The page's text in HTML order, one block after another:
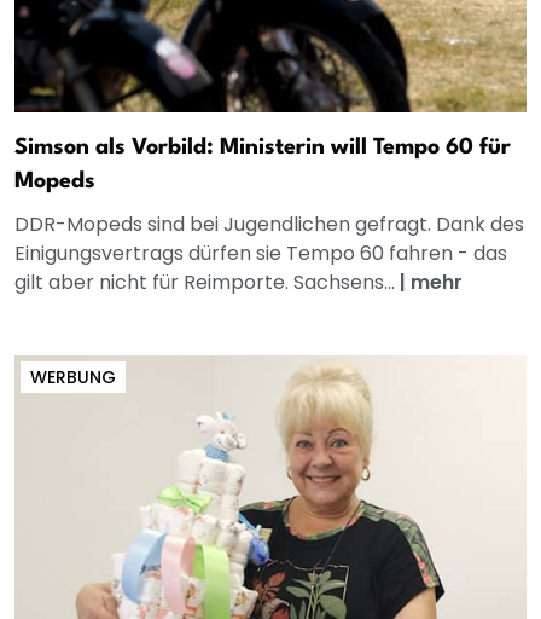
Simson als Vorbild: Ministerin will Tempo 60 für
Mopeds
DDR-Mopeds sind bei Jugendlichen gefragt. Dank des
Einigungsvertrags dürfen sie Tempo 60 fahren - das
gilt aber nicht für Reimporte. Sachsens... | mehr
WERBUNG